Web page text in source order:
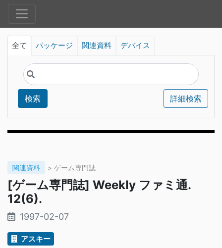
全て パッケージ 関連資料 デバイス
検索 詳細検索
関連資料 > ゲーム専門誌
[ゲーム専門誌] Weekly ファミ通.
12(6).
1997-02-07
アスキー